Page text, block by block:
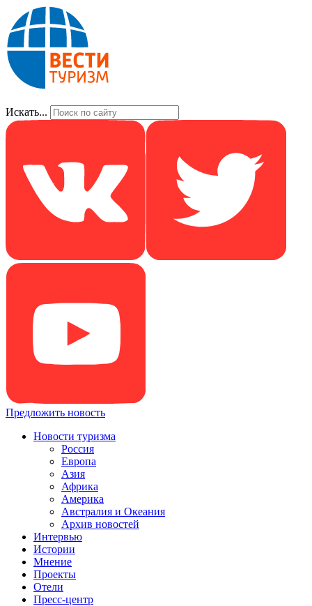
Искать...
Предложить новость
Новости туризма
Россия
Европа
Азия
Африка
Америка
Австралия и Океания
Архив новостей
Интервью
Истории
Мнение
Проекты
Отели
Пресс-центр